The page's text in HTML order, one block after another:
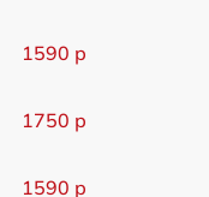
1590 р
1750 р
1590 р